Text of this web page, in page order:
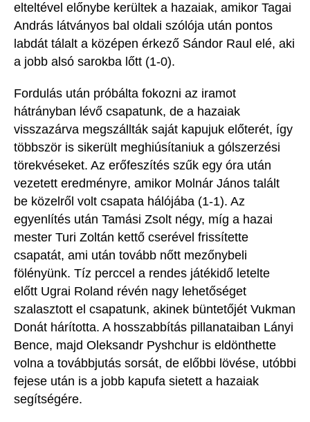
elteltével előnybe kerültek a hazaiak, amikor Tagai
András látványos bal oldali szólója után pontos
labdát tálalt a középen érkező Sándor Raul elé, aki
a jobb alsó sarokba lőtt (1-0).
Fordulás után próbálta fokozni az iramot
hátrányban lévő csapatunk, de a hazaiak
visszazárva megszállták saját kapujuk előterét, így
többször is sikerült meghiúsítaniuk a gólszerzési
törekvéseket. Az erőfeszítés szűk egy óra után
vezetett eredményre, amikor Molnár János talált
be közelről volt csapata hálójába (1-1). Az
egyenlítés után Tamási Zsolt négy, míg a hazai
mester Turi Zoltán kettő cserével frissítette
csapatát, ami után tovább nőtt mezőnybeli
fölényünk. Tíz perccel a rendes játékidő letelte
előtt Ugrai Roland révén nagy lehetőséget
szalasztott el csapatunk, akinek büntetőjét Vukman
Donát hárította. A hosszabbítás pillanataiban Lányi
Bence, majd Oleksandr Pyshchur is eldönthette
volna a továbbjutás sorsát, de előbbi lövése, utóbbi
fejese után is a jobb kapufa sietett a hazaiak
segítségére.